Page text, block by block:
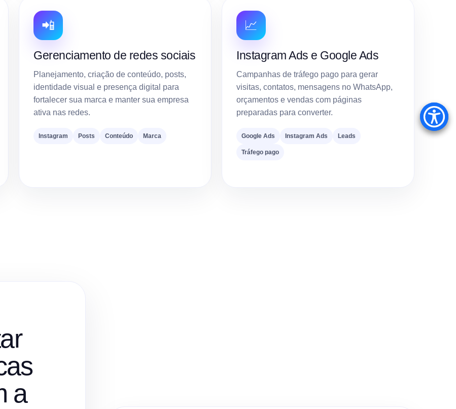
📲
Gerenciamento de redes sociais
Planejamento, criação de conteúdo, posts,
identidade visual e presença digital para
fortalecer sua marca e manter sua empresa
ativa nas redes.
Instagram Posts Conteúdo Marca
📈
Instagram Ads e Google Ads
Campanhas de tráfego pago para gerar
visitas, contatos, mensagens no WhatsApp,
orçamentos e vendas com páginas
preparadas para converter.
Google Ads Instagram Ads Leads
Tráfego pago
a